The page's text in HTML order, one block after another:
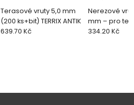
Terasové vruty 5,0 mm
(200 ks+bit) TERRIX ANTIK
639.70 Kč
Nerezové
mm – pro
distanční
334.20 Kč